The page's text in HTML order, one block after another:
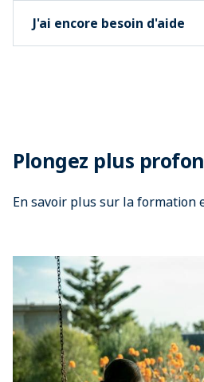
J'ai encore besoin d'aide
Plongez plus
En savoir plus sur la formation